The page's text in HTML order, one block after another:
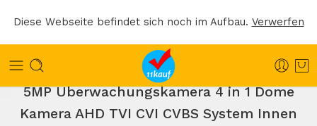
Diese Webseite befindet sich noch im Aufbau. Verwerfen
5MP Überwachungskamera 4 in 1 Dome
Kamera AHD TVI CVI CVBS System Innen